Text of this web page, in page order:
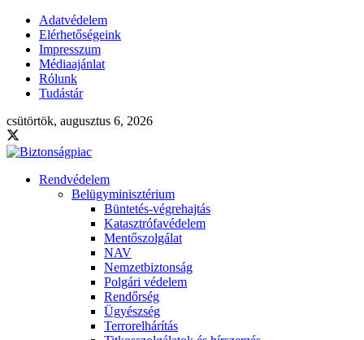
Adatvédelem
Elérhetőségeink
Impresszum
Médiaajánlat
Rólunk
Tudástár
csütörtök, augusztus 6, 2026
Rendvédelem
Belügyminisztérium
Büntetés-végrehajtás
Katasztrófavédelem
Mentőszolgálat
NAV
Nemzetbiztonság
Polgári védelem
Rendőrség
Ügyészség
Terrorelhárítás